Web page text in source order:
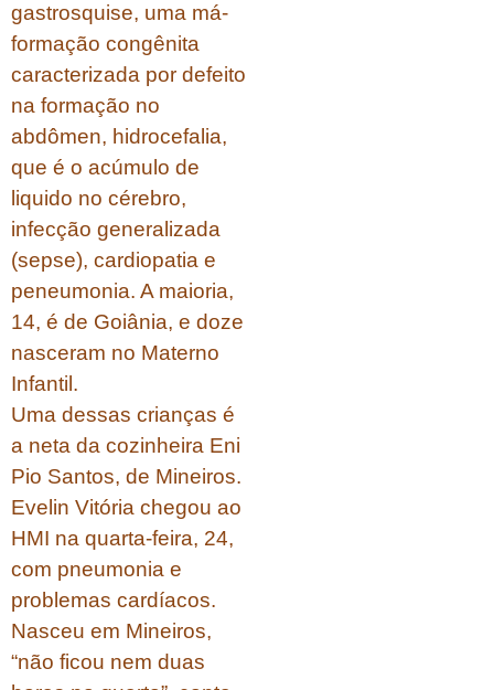
gastrosquise, uma má-
formação congênita
caracterizada por defeito
na formação no
abdômen, hidrocefalia,
que é o acúmulo de
liquido no cérebro,
infecção generalizada
(sepse), cardiopatia e
peneumonia. A maioria,
14, é de Goiânia, e doze
nasceram no Materno
Infantil.
Uma dessas crianças é
a neta da cozinheira Eni
Pio Santos, de Mineiros.
Evelin Vitória chegou ao
HMI na quarta-feira, 24,
com pneumonia e
problemas cardíacos.
Nasceu em Mineiros,
“não ficou nem duas